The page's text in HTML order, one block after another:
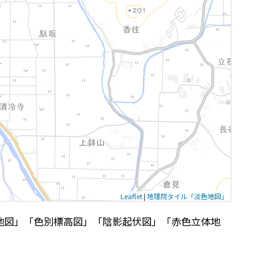
Leaflet|地理院タイル「淡色地図」
」「色別標高図」「陰影起伏図」「赤色立体地